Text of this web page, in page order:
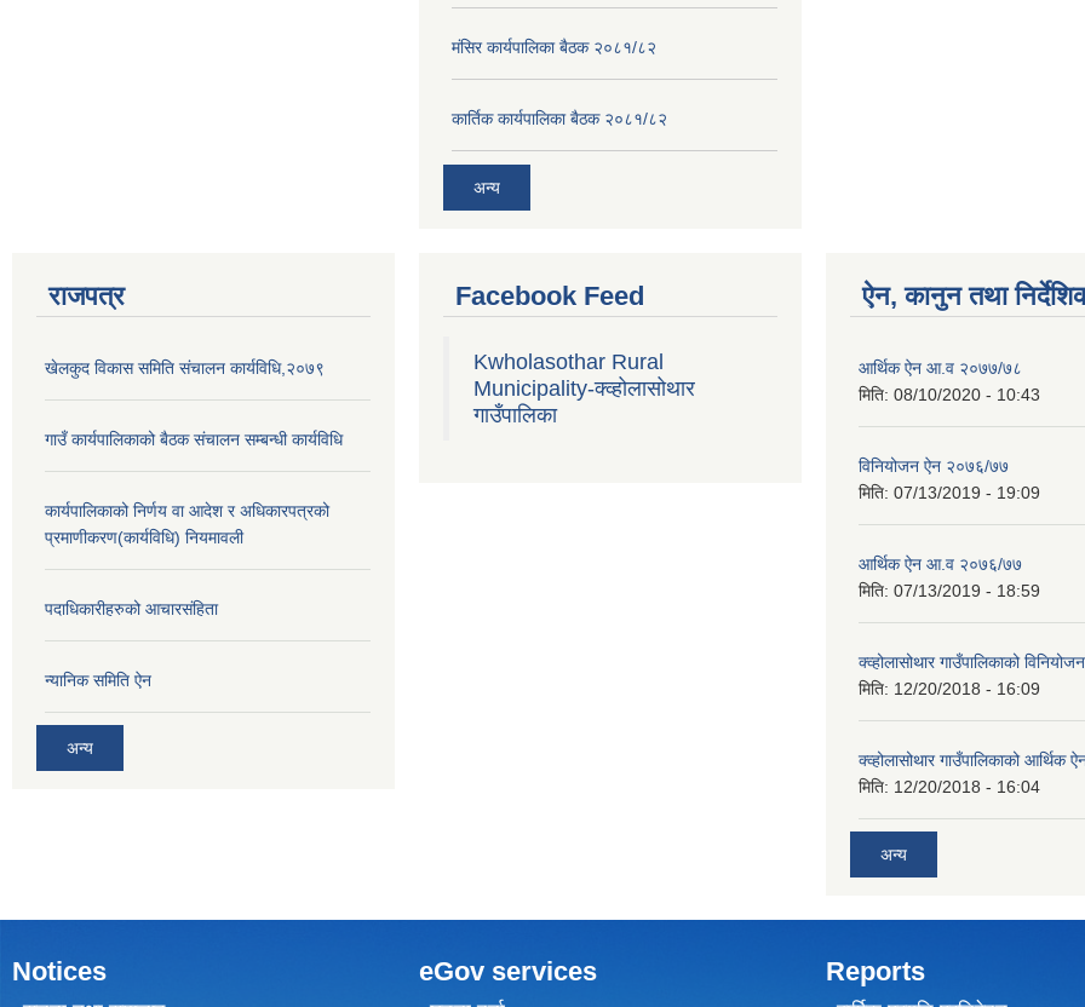
मंसिर कार्यपालिका बैठक २०८१/८२
कार्तिक कार्यपालिका बैठक २०८१/८२
अन्य
राजपत्र
खेलकुद विकास समिति संचालन कार्यविधि,२०७९
गाउँ कार्यपालिकाको बैठक संचालन सम्बन्धी कार्यविधि
कार्यपालिकाको निर्णय वा आदेश र अधिकारपत्रको
प्रमाणीकरण(कार्यविधि) नियमावली
पदाधिकारीहरुको आचारसंहिता
न्यानिक समिति ऐन
अन्य
Facebook Feed
Kwholasothar Rural
Municipality-क्व्होलासोथार
गाउँपालिका
ऐन, कानुन तथा
आर्थिक ऐन आ.व २०७७/७८
मिति: 08/10/2020 - 10:43
विनियोजन ऐन २०७६/७७
मिति: 07/13/2019 - 19:09
आर्थिक ऐन आ.व २०७६/७७
मिति: 07/13/2019 - 18:59
क्व्होलासोथार गाउँपालिकाको
मिति: 12/20/2018 - 16:09
क्व्होलासोथार गाउँपालिकाको आर्थिक
मिति: 12/20/2018 - 16:04
अन्य
Notices eGov services Reports